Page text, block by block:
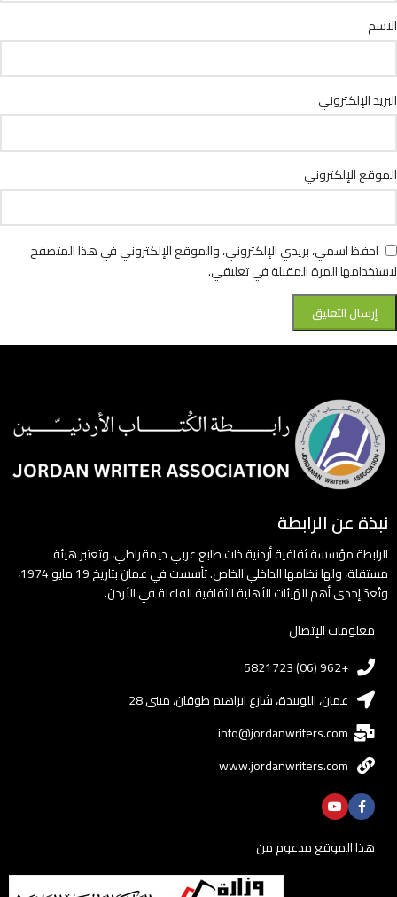
الاسم
البريد الإلكتروني
الموقع الإلكتروني
احفظ اسمي، بريدي الإلكتروني، والموقع الإلكتروني في هذا المتصفح
لاستخدامها المرة المقبلة في تعليقي.
نبذة عن الرابطة
الرابطة مؤسسة ثقافية أردنية ذات طابع عربي ديمقراطي، وتعتبر هيئة
مستقلة، ولها نظامها الداخلي الخاص. تأسست في عمان بتاريخ 19 مايو 1974،
وتُعدّ إحدى أهم الهَيئات الأهلية الثقافية الفاعلة في الأردن.
معلومات الإتصال
+962 (06) 5821723
عمان، اللويبدة، شارع ابراهيم طوقان، مبنى 28
info@jordanwriters.com
www.jordanwriters.com
هذا الموقع مدعوم من